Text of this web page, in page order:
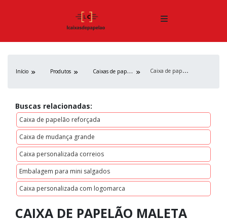
Início Produtos C
aixas de papelão C
aixa de papelão maleta
Buscas relacionadas:
Caixa de papelão reforçada
Caixa de mudança grande
Caixa personalizada correios
Embalagem para mini salgados
Caixa personalizada com logomarca
CAIXA DE PAPELÃO MALETA